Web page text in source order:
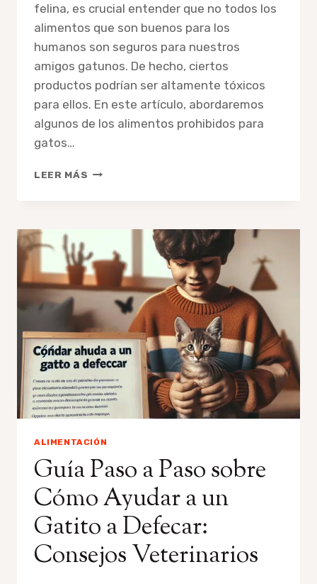
felina, es crucial entender que no todos los
alimentos que son buenos para los
humanos son seguros para nuestros
amigos gatunos. De hecho, ciertos
productos podrían ser altamente tóxicos
para ellos. En este artículo, abordaremos
algunos de los alimentos prohibidos para
gatos…
LEER MÁS
DEBES
EVITAR
PARA
SALUD
ALIMENTACIÓN
Guía Paso a Paso sobre
Cómo Ayudar a un
Gatito a Defecar:
Consejos Veterinarios